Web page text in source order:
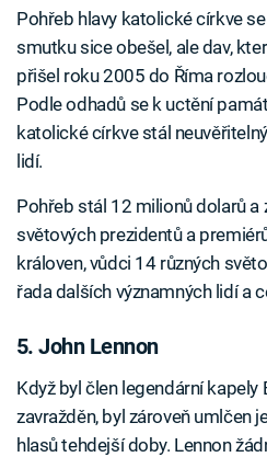
Pohřeb hlavy katolické církve
smutku sice obešel, ale dav,
přišel roku 2005 do Říma
Podle odhadů se k uctění
katolické církve stál
lidí.
Pohřeb stál 12 milionů dolarů a
světových prezidentů a
královen, vůdci 14 různých
řada dalších významných lidí a
5. John Lennon
Když byl člen legendární
zavražděn, byl zároveň umlčen
hlasů tehdejší doby. Lennon